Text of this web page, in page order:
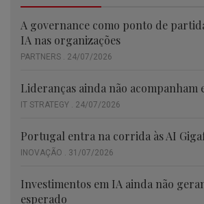
A governance como ponto de
IA nas organizações
PARTNERS . 24/07/2026
Lideranças ainda não acompanham
IT STRATEGY . 24/07/2026
Portugal entra na corrida às AI
INOVAÇÃO . 31/07/2026
Investimentos em IA ainda não
esperado